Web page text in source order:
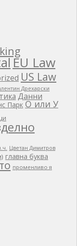
EU Law
US Law
Дрехарски
Данни
Парк О или У
Цветан Димитров
главна буква
променливо я